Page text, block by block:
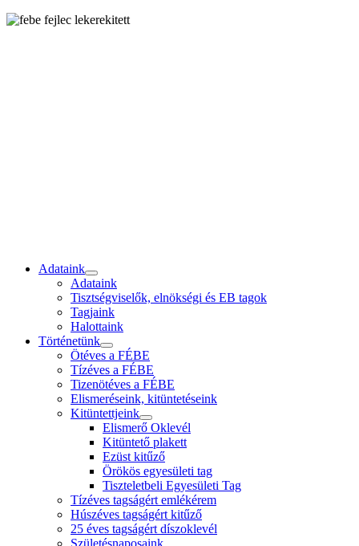
Adataink
Adataink
Tisztségviselők, elnökségi és EB tagok
Tagjaink
Halottaink
Történetünk
Ötéves a FÉBE
Tízéves a FÉBE
Tizenötéves a FÉBE
Elismeréseink, kitüntetéseink
Kitüntettjeink
Elismerő Oklevél
Kitüntető plakett
Ezüst kitűző
Örökös egyesületi tag
Tiszteletbeli Egyesületi Tag
Tízéves tagságért emlékérem
Húszéves tagságért kitűző
25 éves tagságért díszoklevél
Születésnaposaink